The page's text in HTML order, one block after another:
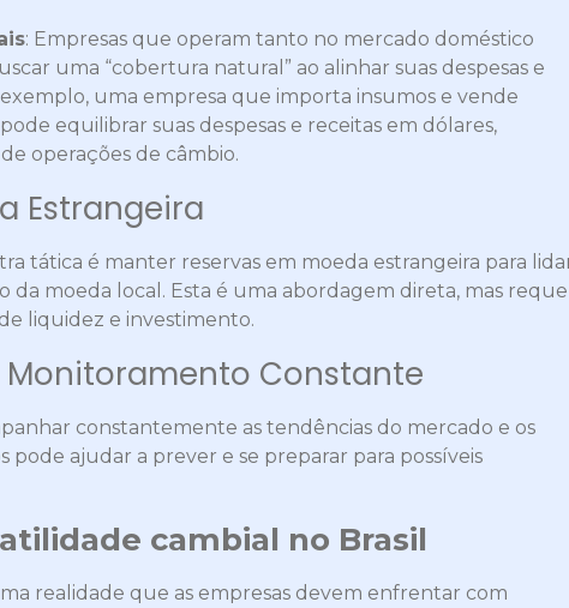
: Empresas que operam tanto no mercado doméstico
uma “cobertura natural” ao alinhar suas despesas e
uma empresa que importa insumos e vende
equilibrar suas despesas e receitas em dólares,
operações de câmbio.
Estrangeira
tática é manter reservas em moeda estrangeira para
da moeda local. Esta é uma abordagem direta, mas
liquidez e investimento.
Monitoramento Constante
constantemente as tendências do mercado e os
ajudar a prever e se preparar para possíveis
cambial no Brasil
realidade que as empresas devem enfrentar com